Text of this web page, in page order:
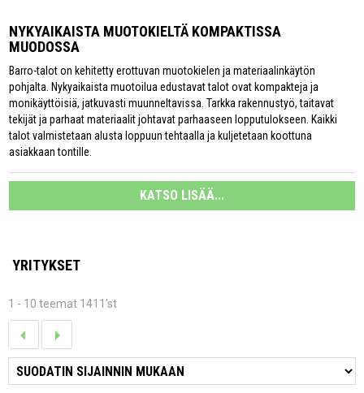
NYKYAIKAISTA MUOTOKIELTÄ KOMPAKTISSA
MUODOSSA
Barro-talot on kehitetty erottuvan muotokielen ja materiaalinkäytön
pohjalta. Nykyaikaista muotoilua edustavat talot ovat kompakteja ja
monikäyttöisiä, jatkuvasti muunneltavissa. Tarkka rakennustyö, taitavat
tekijät ja parhaat materiaalit johtavat parhaaseen lopputulokseen. Kaikki
talot valmistetaan alusta loppuun tehtaalla ja kuljetetaan koottuna
asiakkaan tontille.
KATSO LISÄÄ...
YRITYKSET
1 - 10 teemat 1411'st